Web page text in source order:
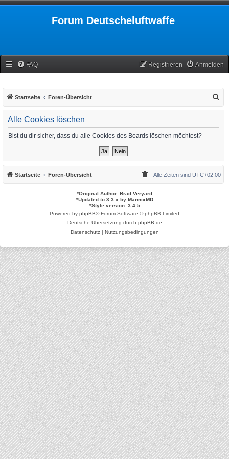
Forum Deutscheluftwaffe
FAQ Anmelden
Registrieren
Startseite Foren-Übersicht
Alle Cookies löschen
Bist du dir sicher, dass du alle Cookies des Boards löschen möchtest?
Startseite Foren-Übersicht Alle Zeiten sind UTC+02:00
*Original Author: Brad Veryard
*Updated to 3.3.x by MannixMD
*Style version: 3.4.5
Powered by phpBB® Forum Software © phpBB Limited
Deutsche Übersetzung durch phpBB.de
Datenschutz| Nutzungsbedingungen